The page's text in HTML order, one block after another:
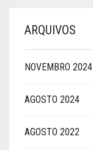
ARQUIVOS
NOVEMBRO 2024
AGOSTO 2024
AGOSTO 2022